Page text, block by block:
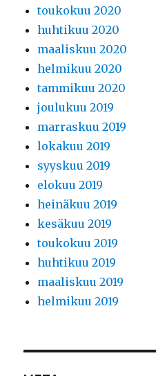
toukokuu 2020
huhtikuu 2020
maaliskuu 2020
helmikuu 2020
tammikuu 2020
joulukuu 2019
marraskuu 2019
lokakuu 2019
syyskuu 2019
elokuu 2019
heinäkuu 2019
kesäkuu 2019
toukokuu 2019
huhtikuu 2019
maaliskuu 2019
helmikuu 2019